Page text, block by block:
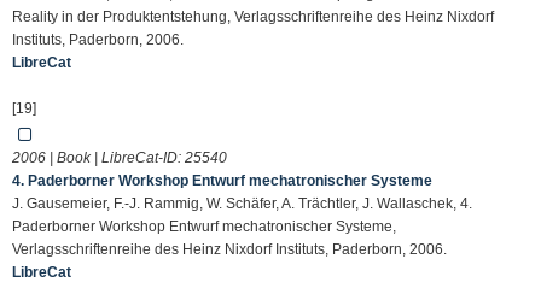
Reality in der Produktentstehung, Verlagsschriftenreihe des Heinz Nixdorf
Instituts, Paderborn, 2006.
LibreCat
[19]
2006 | Book | LibreCat-ID: 25540
4. Paderborner Workshop Entwurf mechatronischer Systeme
J. Gausemeier, F.-J. Rammig, W. Schäfer, A. Trächtler, J. Wallaschek, 4.
Paderborner Workshop Entwurf mechatronischer Systeme,
Verlagsschriftenreihe des Heinz Nixdorf Instituts, Paderborn, 2006.
LibreCat